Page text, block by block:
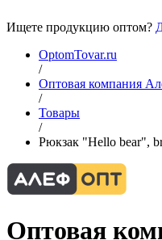
Ищете продукцию оптом?
OptomTovar.ru
/
Оптовая компания
/
Товары
/
Рюкзак "Hello bear",
Оптовая